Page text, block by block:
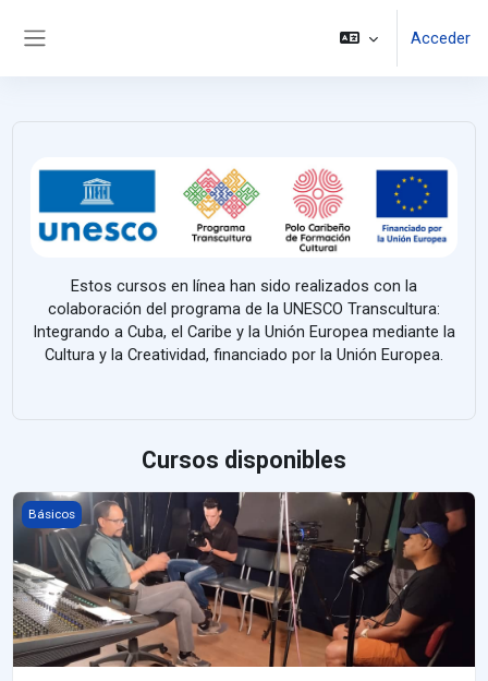
Acceder
Estos cursos en línea han sido realizados con la
colaboración del programa de la UNESCO Transcultura:
Integrando a Cuba, el Caribe y la Unión Europea mediante la
Cultura y la Creatividad, financiado por la Unión Europea.
Cursos disponibles
El Sonido Cinematográfico. Componentes que lo integran.
Básicos